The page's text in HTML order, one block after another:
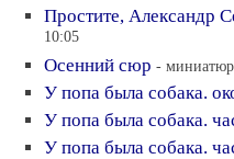
Простите, Александр
10:05
Осенний сюр -
У попа была собака.
У попа была собака.
У попа была собака.